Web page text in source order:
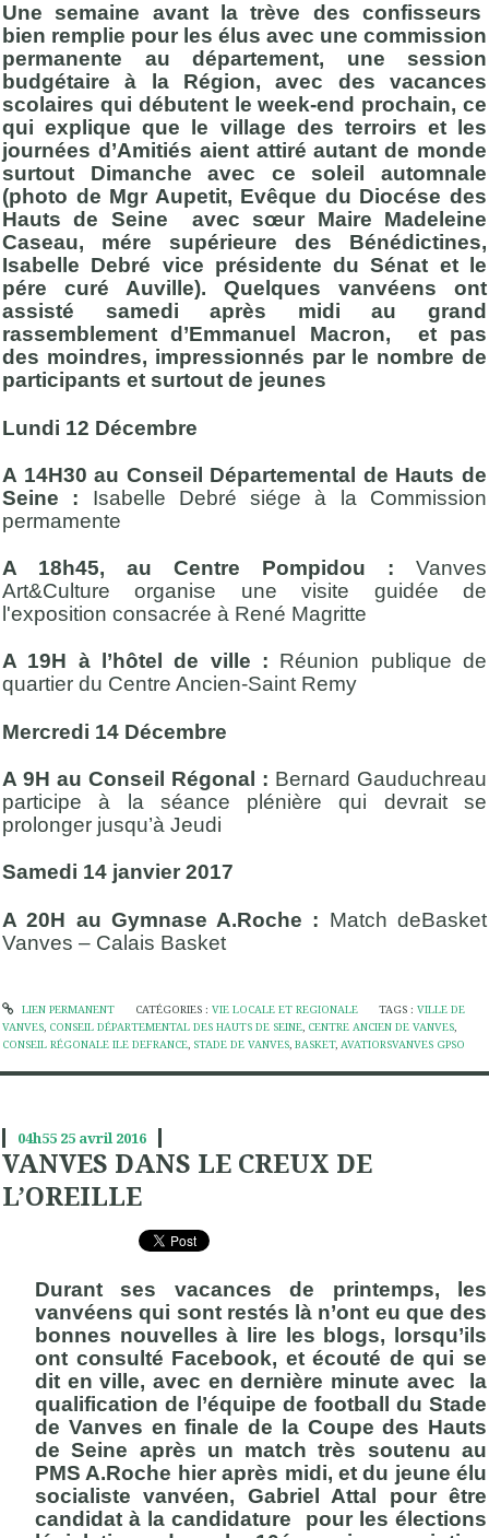
Une semaine avant la trève des confisseurs
bien remplie pour les élus avec une commission
permanente au département, une session
budgétaire à la Région, avec des vacances
scolaires qui débutent le week-end prochain, ce
qui explique que le village des terroirs et les
journées d’Amitiés aient attiré autant de monde
surtout Dimanche avec ce soleil automnale
(photo de Mgr Aupetit, Evêque du Diocése des
Hauts de Seine avec sœur Maire Madeleine
Caseau, mére supérieure des Bénédictines,
Isabelle Debré vice présidente du Sénat et le
pére curé Auville). Quelques vanvéens ont
assisté samedi après midi au grand
rassemblement d’Emmanuel Macron, et pas
des moindres, impressionnés par le nombre de
participants et surtout de jeunes
Lundi 12 Décembre
A 14H30 au Conseil Départemental de Hauts de
Seine : Isabelle Debré siége à la Commission
permamente
A 18h45, au Centre Pompidou : Vanves
Art&Culture organise une visite guidée de
l'exposition consacrée à René Magritte
A 19H à l’hôtel de ville : Réunion publique de
quartier du Centre Ancien-Saint Remy
Mercredi 14 Décembre
A 9H au Conseil Régonal : Bernard Gauduchreau
participe à la séance plénière qui devrait se
prolonger jusqu’à Jeudi
Samedi 14 janvier 2017
A 20H au Gymnase A.Roche : Match deBasket
Vanves – Calais Basket
LIEN PERMANENT CATÉGORIES : VIE LOCALE ET REGIONALE TAGS :VILLE DE
VANVES, CONSEIL DÉPARTEMENTAL DES HAUTS DE SEINE, CENTRE ANCIEN DE VANVES,
CONSEIL RÉGONALE ILE DEFRANCE, STADE DE VANVES, BASKET, AVATIORSVANVES GPSO
04h55 25 avril 2016
VANVES DANS LE CREUX DE
L’OREILLE
Durant ses vacances de printemps, les
vanvéens qui sont restés là n’ont eu que des
bonnes nouvelles à lire les blogs, lorsqu’ils
ont consulté Facebook, et écouté de qui se
dit en ville, avec en dernière minute avec la
qualification de l’équipe de football du Stade
de Vanves en finale de la Coupe des Hauts
de Seine après un match très soutenu au
PMS A.Roche hier après midi, et du jeune élu
socialiste vanvéen, Gabriel Attal pour être
candidat à la candidature pour les élections